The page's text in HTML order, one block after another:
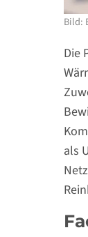
Bild:
Die
als